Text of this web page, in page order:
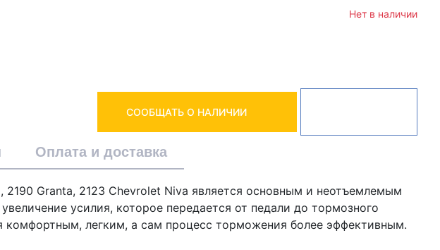
Нет в наличии
СООБЩАТЬ О НАЛИЧИИ
Оплата и доставка
Granta, 2123 Chevrolet Niva является основным и неотъемлемым
усилия, которое передается от педали до тормозного
комфортным, легким, а сам процесс торможения более эффективным.